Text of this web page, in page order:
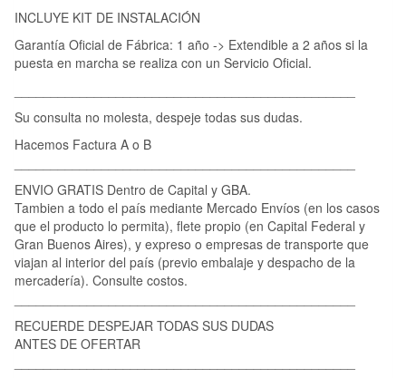
INCLUYE KIT DE INSTALACIÓN
Garantía Oficial de Fábrica: 1 año -> Extendible a 2 años si la
puesta en marcha se realiza con un Servicio Oficial.
Su consulta no molesta, despeje todas sus dudas.
Hacemos Factura A o B
ENVIO GRATIS Dentro de Capital y GBA.
Tambien a todo el país mediante Mercado Envíos (en los casos
que el producto lo permita), flete propio (en Capital Federal y
Gran Buenos Aires), y expreso o empresas de transporte que
viajan al interior del país (previo embalaje y despacho de la
mercadería). Consulte costos.
RECUERDE DESPEJAR TODAS SUS DUDAS
ANTES DE OFERTAR